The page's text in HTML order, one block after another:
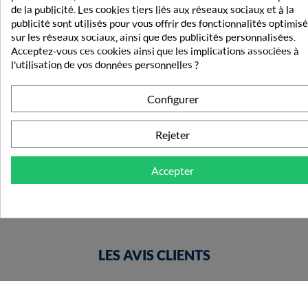
Codifra Actyfilus 30 Gélules
17,69 €
LES AVIS CLIENTS
de la publicité. Les cookies tiers liés aux réseaux sociaux et à la
publicité sont utilisés pour vous offrir des fonctionnalités
sur les réseaux sociaux, ainsi que des publicités personnalisées.
Acceptez-vous ces cookies ainsi que les implications associées à
l'utilisation de vos données personnelles ?
Configurer
Rejeter
Accepter